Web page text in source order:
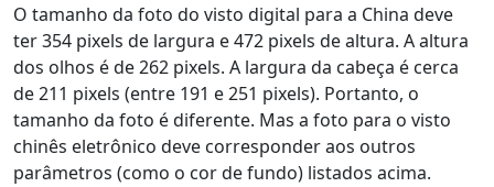
O tamanho da foto do visto digital para a China deve
ter 354 pixels de largura e 472 pixels de altura. A altura
dos olhos é de 262 pixels. A largura da cabeça é cerca
de 211 pixels (entre 191 e 251 pixels). Portanto, o
tamanho da foto é diferente. Mas a foto para o visto
chinês eletrônico deve corresponder aos outros
parâmetros (como o cor de fundo) listados acima.